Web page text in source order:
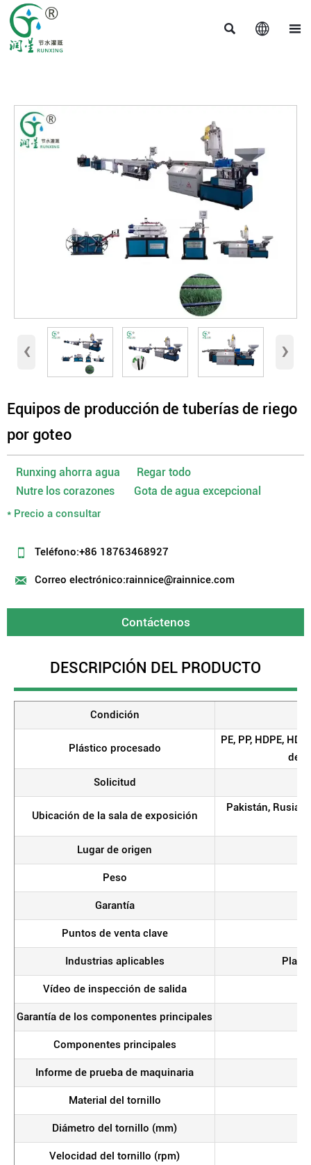
  
‹ ›
Equipos de producción de tuberías de riego
por goteo
Runxing ahorra agua Regar todo
Nutre los corazones Gota de agua excepcional
* Precio a consultar
 Teléfono:+86 18763468927
 Correo electrónico:rainnice@rainnice.com
Contáctenos
DESCRIPCIÓN DEL PRODUCTO
Condición
Plástico procesado
PE, PP, HDPE,
de
Solicitud
Ubicación de la sala de exposición
Pakistán, Rusia,
Lugar de origen
Peso
Garantía
Puntos de venta clave
Industrias aplicables
Vídeo de inspección de salida
Garantía de los componentes principales
Componentes principales
Informe de prueba de maquinaria
Material del tornillo
Diámetro del tornillo (mm)
Velocidad del tornillo (rpm)